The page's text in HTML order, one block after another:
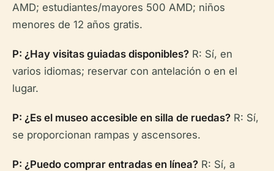
AMD; estudiantes/mayores 500 AMD; niños
menores de 12 años gratis.
P: ¿Hay visitas guiadas disponibles? R: Sí, en
varios idiomas; reservar con antelación o en el
lugar.
P: ¿Es el museo accesible en silla de ruedas? R: Sí,
se proporcionan rampas y ascensores.
P: ¿Puedo comprar entradas en línea? R: Sí, a